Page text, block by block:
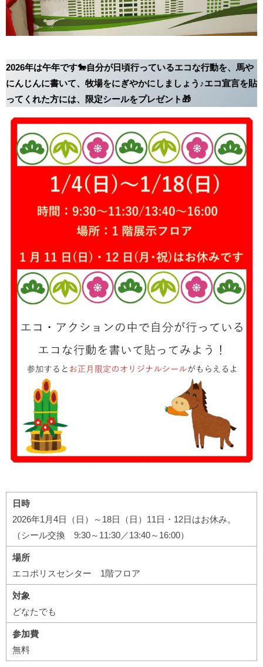
2026年は午年です🐎自分が日頃行っているエコな行動を、馬や
にんじんに書いて、牧場をにぎやかにしましょう♪エコ宣言を貼
ってくれた方には、限定シールをプレゼント🎁
日時
2026年1月4日（日）～18日（日）11日・12日はお休み。
（シール交換 9:30～11:30／13:40～16:00）
場所
エコポリスセンター 1階フロア
対象
どなたでも
参加費
無料